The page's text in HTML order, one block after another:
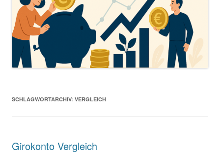
SCHLAGWORTARCHIV: VERGLEICH
Girokonto Vergleich